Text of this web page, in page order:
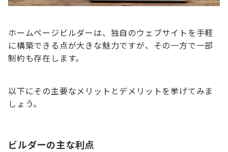
ホームページビルダーは、独自のウェブサイトを手軽
に構築できる点が大きな魅力ですが、その一方で一部
制約も存在します。
以下にその主要なメリットとデメリットを挙げてみま
しょう。
ビルダーの主な利点